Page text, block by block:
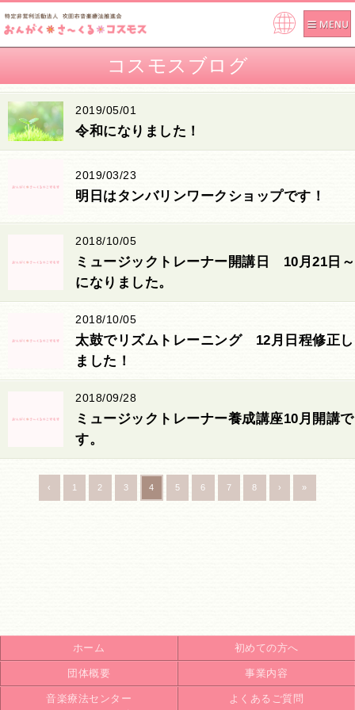
コスモスブログ
2019/05/01
令和になりました！
2019/03/23
明日はタンバリンワークショップです！
2018/10/05
ミュージックトレーナー開講日 10月21日～
になりました。
2018/10/05
太鼓でリズムトレーニング 12月日程修正し
ました！
2018/09/28
ミュージックトレーナー養成講座10月開講で
す。
‹ 1 2 3 4 5 6 7 8 › »
ホーム 初めての方へ
団体概要 事業内容
音楽療法センター
よくあるご質問